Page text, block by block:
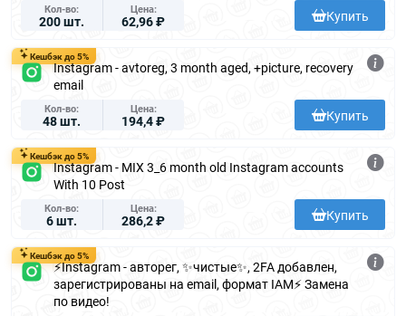
Кол-во
200 шт.
Цена
62,96 ₽ Купить
Кешбэк до 5%
Instagram - avtoreg, 3 month aged, +picture, recovery
email
Кол-во
48 шт.
Цена
194,4 ₽ Купить
Кешбэк до 5%
Instagram - MIX 3_6 month old Instagram accounts
With 10 Post
Кол-во
6 шт.
Цена
286,2 ₽ Купить
Кешбэк до 5%
⚡️Instagram - авторег, ✨чистые✨, 2FA добавлен,
зарегистрированы на email, формат IAM⚡️ Замена
по видео!